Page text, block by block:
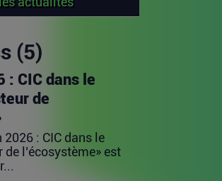
(5)
: CIC dans le
de
2026 : CIC dans le
l’écosystème» est